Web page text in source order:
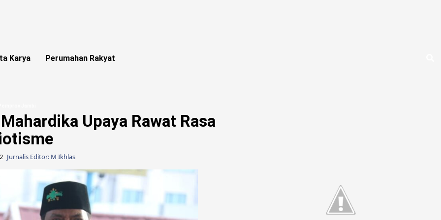
Karya Perumahan Rakyat
Upaya Rawat Rasa
Jurnalis Editor: M Ikhlas